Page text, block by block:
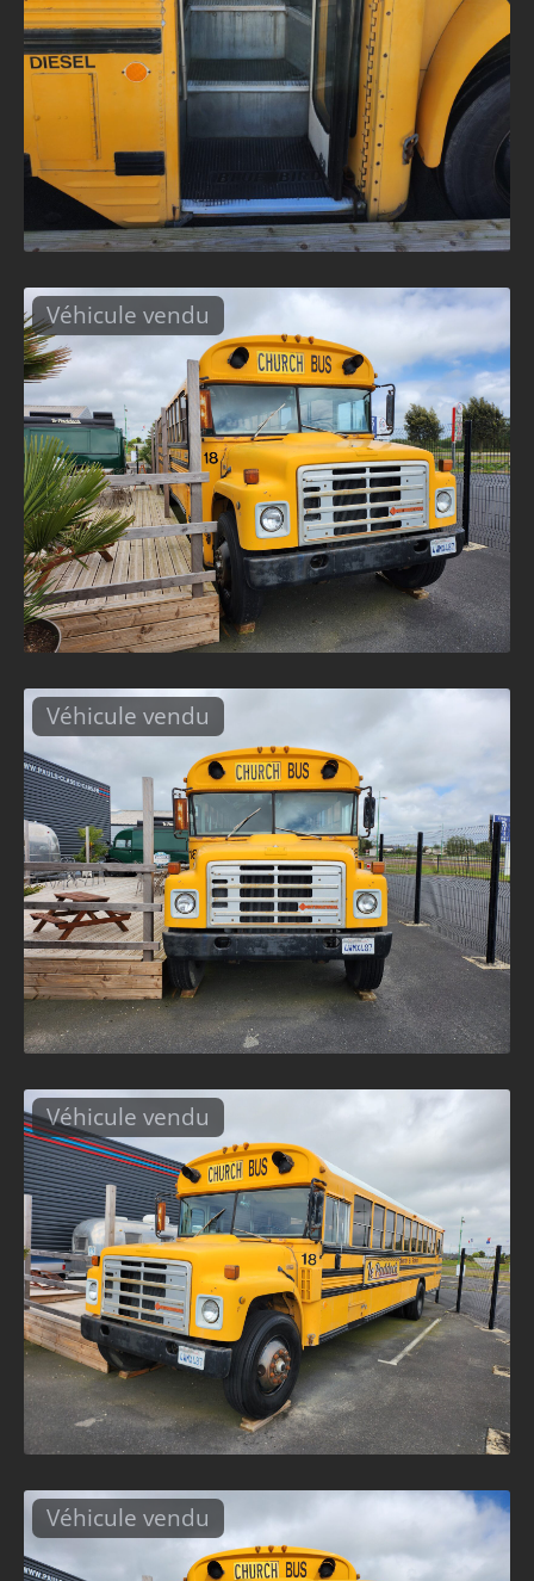
Véhicule vendu
Véhicule vendu
Véhicule vendu
Véhicule vendu